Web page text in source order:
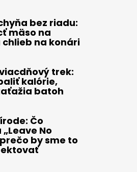
bez riadu:
mäso na
chlieb na konári
viacdňový trek:
kalórie,
batoh
Čo
„Leave No
prečo by sme to